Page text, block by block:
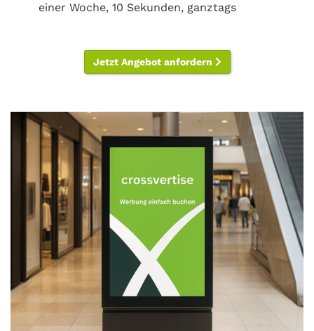
einer Woche, 10 Sekunden, ganztags
Jetzt Angebot anfordern